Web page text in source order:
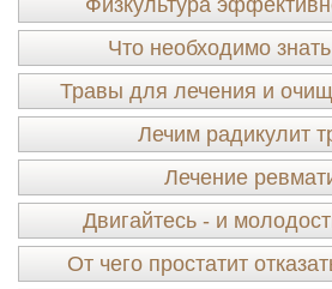
Физкультура
Что необходимо
Травы для лечения и
Лечим радикулит
Лечение
Двигайтесь - и
От чего простатит